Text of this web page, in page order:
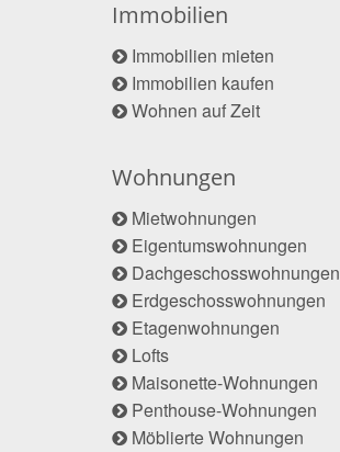
Immobilien
Immobilien mieten
Immobilien kaufen
Wohnen auf Zeit
Wohnungen
Mietwohnungen
Eigentumswohnungen
Dachgeschosswohnungen
Erdgeschosswohnungen
Etagenwohnungen
Lofts
Maisonette-Wohnungen
Penthouse-Wohnungen
Möblierte Wohnungen